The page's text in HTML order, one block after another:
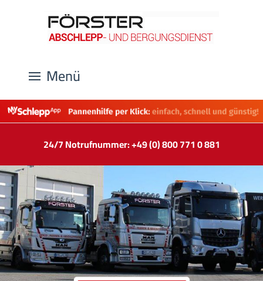
Menü
24/7 Notrufnummer: +49 (0) 800 771 0 881